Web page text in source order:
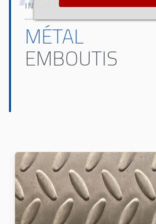
INDUSTRIA
MÉTAL
EMBOUTIS